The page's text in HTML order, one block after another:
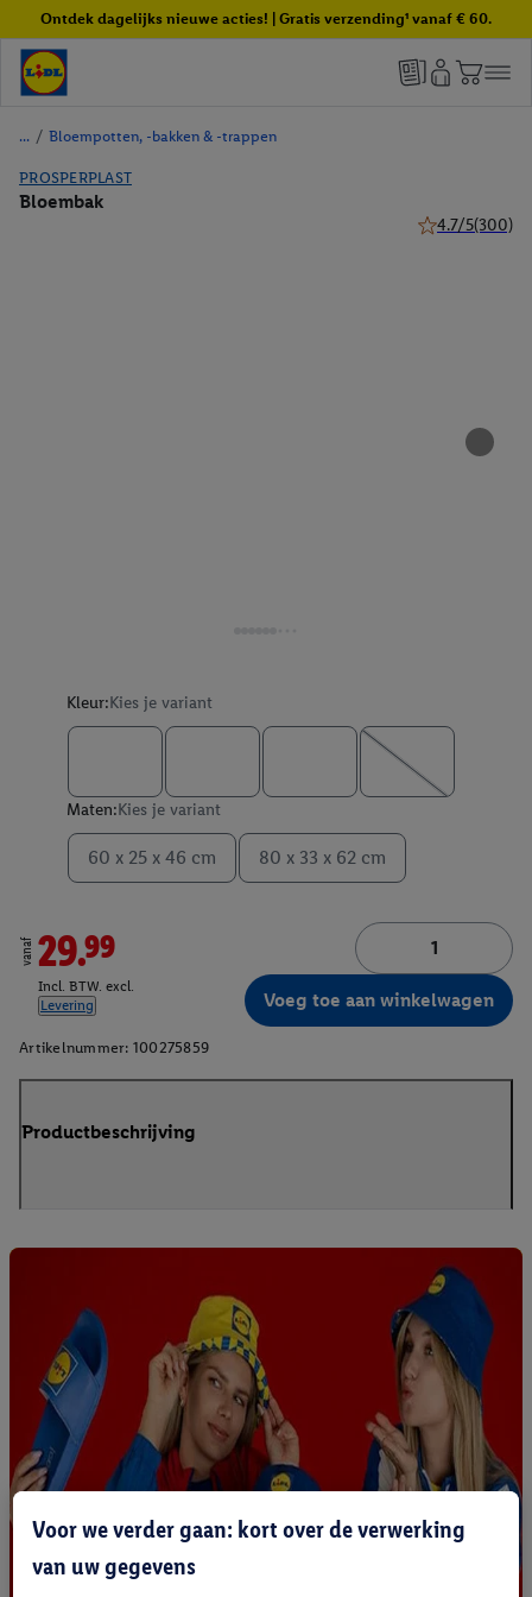
Ontdek dagelijks nieuwe acties! | Gratis verzending¹ vanaf € 60.
/ Bloempotten, -bakken & -trappen
PROSPERPLAST
Bloembak
4.7/5(300)
Kleur:Kies je variant
Maten:Kies je variant
60 x 25 x 46 cm 80 x 33 x 62 cm
vanaf 29.99
Incl. BTW. excl.
Levering
Voeg toe aan winkelwagen
Artikelnummer: 100275859
Productbeschrijving
Voor we verder gaan: kort over de verwerking
van uw gegevens